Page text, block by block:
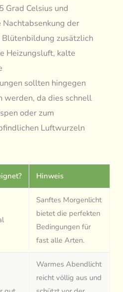
Grad Celsius und
der
zusätzlich
Heizungsluft, kalte
sollten hingegen
werden, da dies schnell
oder zum
Luftwurzeln
Hinweis
Sanftes Morgenlicht
bietet die perfekten
Bedingungen für
fast alle Arten.
Warmes Abendlicht
reicht völlig aus und